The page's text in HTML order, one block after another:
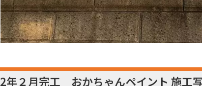
２月完工 おかちゃんペイント 施工